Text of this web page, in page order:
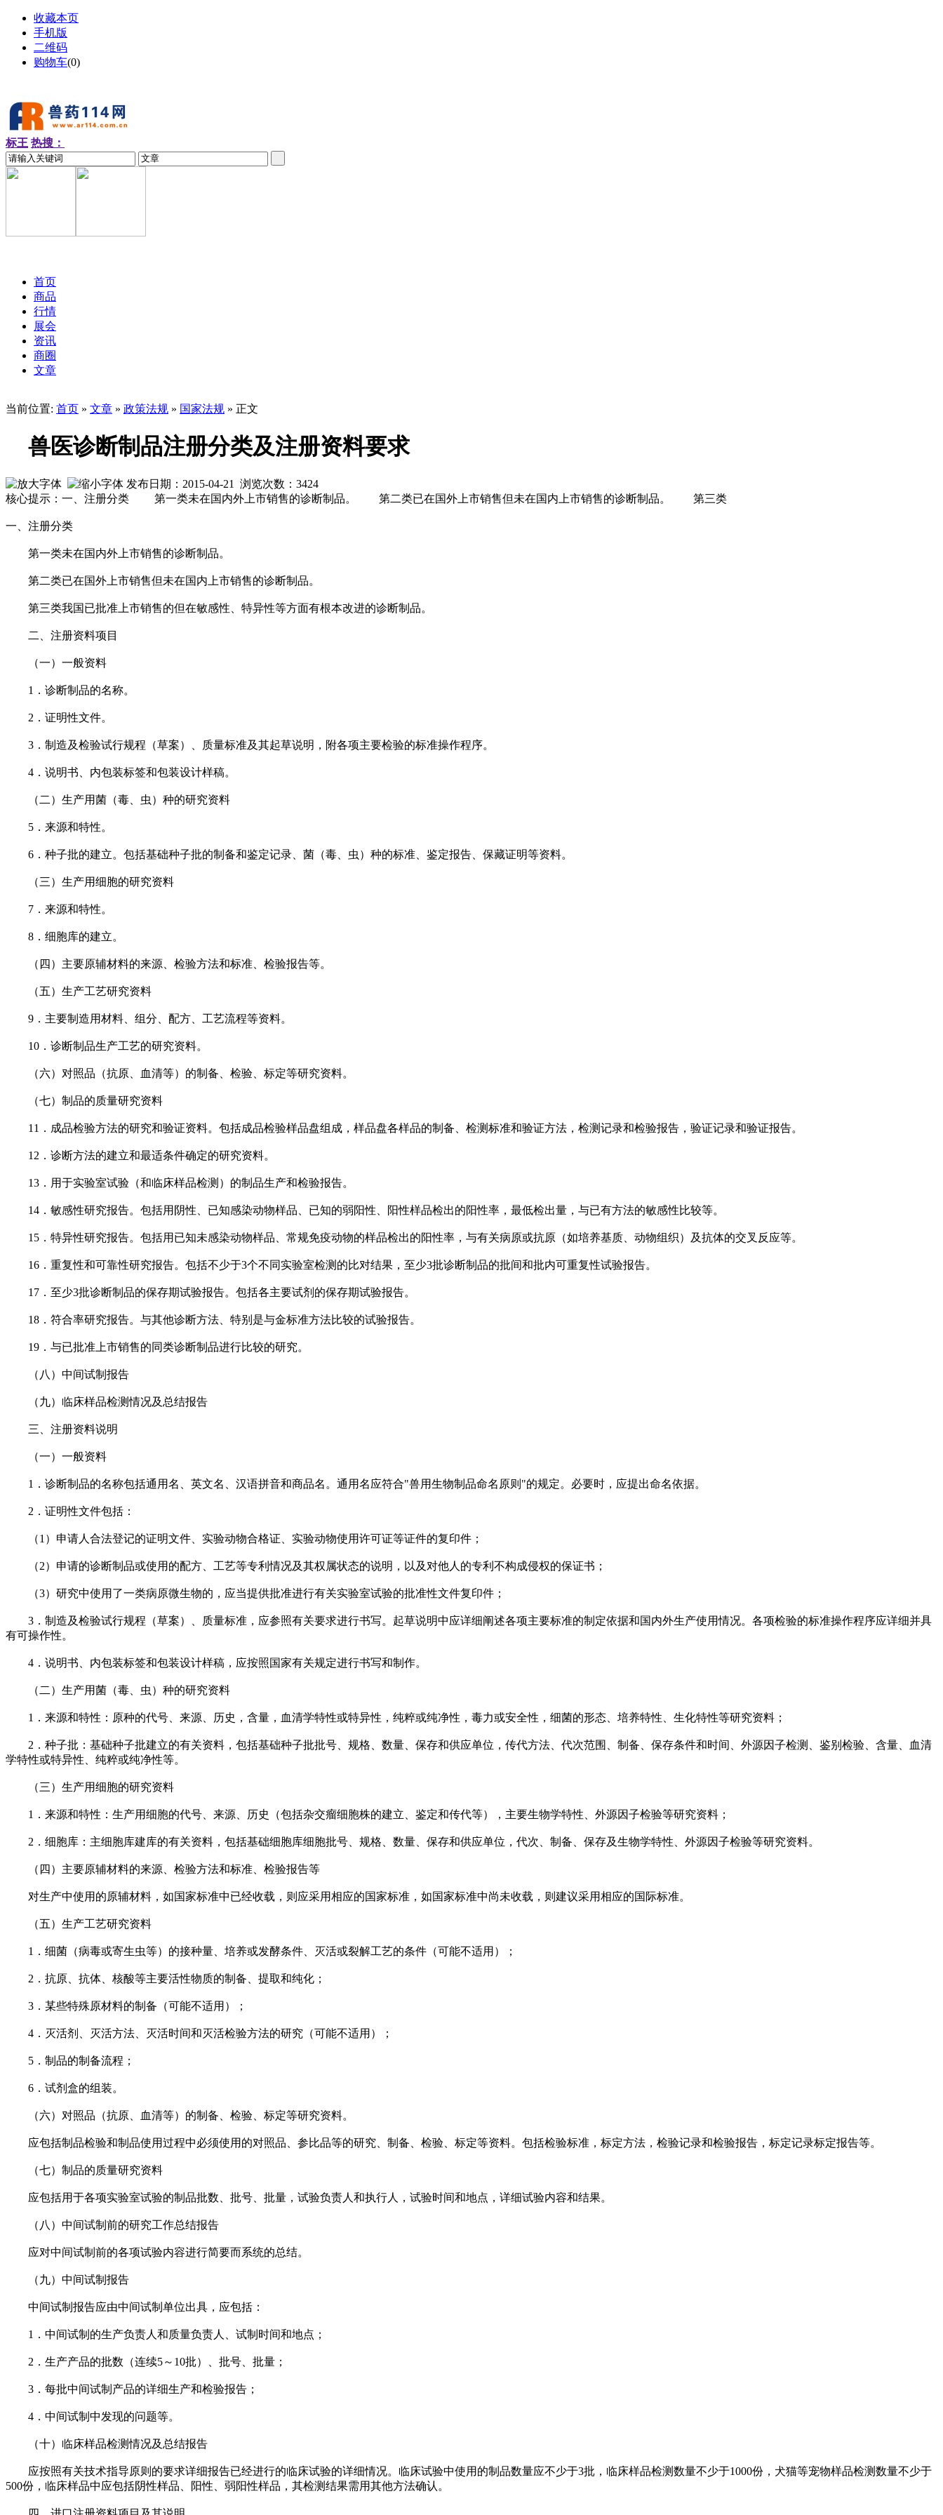
收藏本页
手机版
二维码
购物车(0)
标王 热搜：
首页
商品
行情
展会
资讯
商圈
文章
当前位置: 首页 » 文章 » 政策法规 » 国家法规 » 正文
兽医诊断制品注册分类及注册资料要求
发布日期：2015-04-21 浏览次数： 3424
核心提示：一、注册分类 第一类未在国内外上市销售的诊断制品。 第二类已在国外上市销售但未在国内上市销售的诊断制品。 第三类
一、注册分类
第一类未在国内外上市销售的诊断制品。
第二类已在国外上市销售但未在国内上市销售的诊断制品。
第三类我国已批准上市销售的但在敏感性、特异性等方面有根本改进的诊断制品。
二、注册资料项目
（一）一般资料
1．诊断制品的名称。
2．证明性文件。
3．制造及检验试行规程（草案）、质量标准及其起草说明，附各项主要检验的标准操作程序。
4．说明书、内包装标签和包装设计样稿。
（二）生产用菌（毒、虫）种的研究资料
5．来源和特性。
6．种子批的建立。包括基础种子批的制备和鉴定记录、菌（毒、虫）种的标准、鉴定报告、保藏证明等资料。
（三）生产用细胞的研究资料
7．来源和特性。
8．细胞库的建立。
（四）主要原辅材料的来源、检验方法和标准、检验报告等。
（五）生产工艺研究资料
9．主要制造用材料、组分、配方、工艺流程等资料。
10．诊断制品生产工艺的研究资料。
（六）对照品（抗原、血清等）的制备、检验、标定等研究资料。
（七）制品的质量研究资料
11．成品检验方法的研究和验证资料。包括成品检验样品盘组成，样品盘各样品的制备、检测标准和验证方法，检测记录和检验报告，验证记录和验证报告。
12．诊断方法的建立和最适条件确定的研究资料。
13．用于实验室试验（和临床样品检测）的制品生产和检验报告。
14．敏感性研究报告。包括用阴性、已知感染动物样品、已知的弱阳性、阳性样品检出的阳性率，最低检出量，与已有方法的敏感性比较等。
15．特异性研究报告。包括用已知未感染动物样品、常规免疫动物的样品检出的阳性率，与有关病原或抗原（如培养基质、动物组织）及抗体的交叉反应等。
16．重复性和可靠性研究报告。包括不少于3个不同实验室检测的比对结果，至少3批诊断制品的批间和批内可重复性试验报告。
17．至少3批诊断制品的保存期试验报告。包括各主要试剂的保存期试验报告。
18．符合率研究报告。与其他诊断方法、特别是与金标准方法比较的试验报告。
19．与已批准上市销售的同类诊断制品进行比较的研究。
（八）中间试制报告
（九）临床样品检测情况及总结报告
三、注册资料说明
（一）一般资料
1．诊断制品的名称包括通用名、英文名、汉语拼音和商品名。通用名应符合"兽用生物制品命名原则"的规定。必要时，应提出命名依据。
2．证明性文件包括：
（1）申请人合法登记的证明文件、实验动物合格证、实验动物使用许可证等证件的复印件；
（2）申请的诊断制品或使用的配方、工艺等专利情况及其权属状态的说明，以及对他人的专利不构成侵权的保证书；
（3）研究中使用了一类病原微生物的，应当提供批准进行有关实验室试验的批准性文件复印件；
3．制造及检验试行规程（草案）、质量标准，应参照有关要求进行书写。起草说明中应详细阐述各项主要标准的制定依据和国内外生产使用情况。各项检验的标准操作程序应详细并具
有可操作性。
4．说明书、内包装标签和包装设计样稿，应按照国家有关规定进行书写和制作。
（二）生产用菌（毒、虫）种的研究资料
1．来源和特性：原种的代号、来源、历史，含量，血清学特性或特异性，纯粹或纯净性，毒力或安全性，细菌的形态、培养特性、生化特性等研究资料；
2．种子批：基础种子批建立的有关资料，包括基础种子批批号、规格、数量、保存和供应单位，传代方法、代次范围、制备、保存条件和时间、外源因子检测、鉴别检验、含量、血清
学特性或特异性、纯粹或纯净性等。
（三）生产用细胞的研究资料
1．来源和特性：生产用细胞的代号、来源、历史（包括杂交瘤细胞株的建立、鉴定和传代等），主要生物学特性、外源因子检验等研究资料；
2．细胞库：主细胞库建库的有关资料，包括基础细胞库细胞批号、规格、数量、保存和供应单位，代次、制备、保存及生物学特性、外源因子检验等研究资料。
（四）主要原辅材料的来源、检验方法和标准、检验报告等
对生产中使用的原辅材料，如国家标准中已经收载，则应采用相应的国家标准，如国家标准中尚未收载，则建议采用相应的国际标准。
（五）生产工艺研究资料
1．细菌（病毒或寄生虫等）的接种量、培养或发酵条件、灭活或裂解工艺的条件（可能不适用）；
2．抗原、抗体、核酸等主要活性物质的制备、提取和纯化；
3．某些特殊原材料的制备（可能不适用）；
4．灭活剂、灭活方法、灭活时间和灭活检验方法的研究（可能不适用）；
5．制品的制备流程；
6．试剂盒的组装。
（六）对照品（抗原、血清等）的制备、检验、标定等研究资料。
应包括制品检验和制品使用过程中必须使用的对照品、参比品等的研究、制备、检验、标定等资料。包括检验标准，标定方法，检验记录和检验报告，标定记录标定报告等。
（七）制品的质量研究资料
应包括用于各项实验室试验的制品批数、批号、批量，试验负责人和执行人，试验时间和地点，详细试验内容和结果。
（八）中间试制前的研究工作总结报告
应对中间试制前的各项试验内容进行简要而系统的总结。
（九）中间试制报告
中间试制报告应由中间试制单位出具，应包括：
1．中间试制的生产负责人和质量负责人、试制时间和地点；
2．生产产品的批数（连续5～10批）、批号、批量；
3．每批中间试制产品的详细生产和检验报告；
4．中间试制中发现的问题等。
（十）临床样品检测情况及总结报告
应按照有关技术指导原则的要求详细报告已经进行的临床试验的详细情况。临床试验中使用的制品数量应不少于3批，临床样品检测数量不少于1000份，犬猫等宠物样品检测数量不少于
500份，临床样品中应包括阴性样品、阳性、弱阳性样品，其检测结果需用其他方法确认。